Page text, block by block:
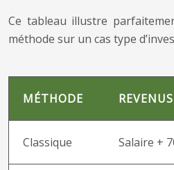
Ce tableau illustre
méthode sur un cas type
MÉTHODE
Classique Salaire +